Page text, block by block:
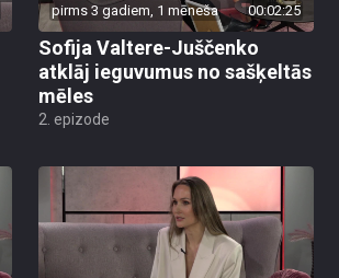
pirms 3 gadiem, 1 mēneša 00:02:25
Sofija Valtere-Juščenko
atklāj ieguvumus no sašķeltās
mēles
2. epizode